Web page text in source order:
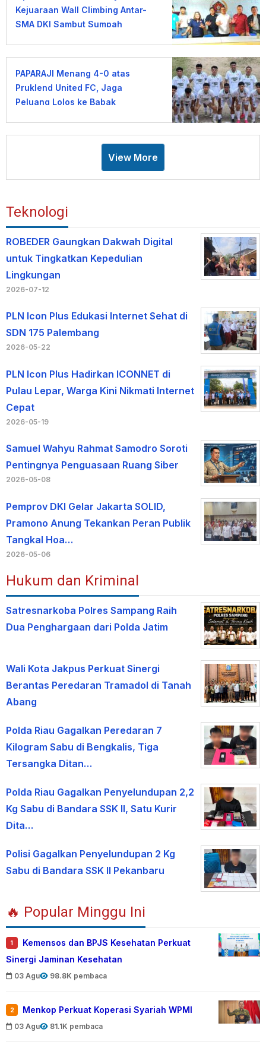
Kejuaraan Wall Climbing Antar-
SMA DKI Sambut Sumpah
PAPARAJI Menang 4-0 atas
Pruklend United FC, Jaga
Peluang Lolos ke Babak
View More
Teknologi
ROBEDER Gaungkan Dakwah Digital
untuk Tingkatkan Kepedulian
Lingkungan
2026-07-12
PLN Icon Plus Edukasi Internet Sehat di
SDN 175 Palembang
2026-05-22
PLN Icon Plus Hadirkan ICONNET di
Pulau Lepar, Warga Kini Nikmati Internet
Cepat
2026-05-19
Samuel Wahyu Rahmat Samodro Soroti
Pentingnya Penguasaan Ruang Siber
2026-05-08
Pemprov DKI Gelar Jakarta SOLID,
Pramono Anung Tekankan Peran Publik
Tangkal Hoa…
2026-05-06
Hukum dan Kriminal
Satresnarkoba Polres Sampang Raih
Dua Penghargaan dari Polda Jatim
Wali Kota Jakpus Perkuat Sinergi
Berantas Peredaran Tramadol di Tanah
Abang
Polda Riau Gagalkan Peredaran 7
Kilogram Sabu di Bengkalis, Tiga
Tersangka Ditan…
Polda Riau Gagalkan Penyelundupan 2,2
Kg Sabu di Bandara SSK II, Satu Kurir
Dita…
Polisi Gagalkan Penyelundupan 2 Kg
Sabu di Bandara SSK II Pekanbaru
🔥 Popular Minggu Ini
1
Kemensos dan BPJS Kesehatan Perkuat
Sinergi Jaminan Kesehatan
03 Agu 98.8K pembaca
2 Menkop Perkuat Koperasi Syariah WPMI
03 Agu 81.1K pembaca